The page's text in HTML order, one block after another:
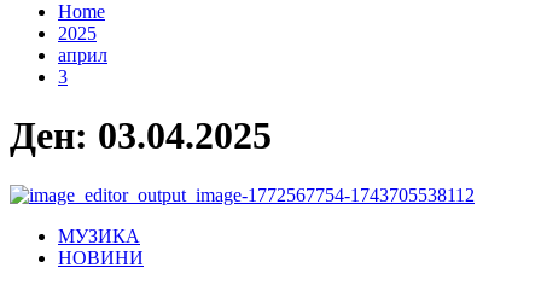
Home
2025
април
3
Ден: 03.04.2025
МУЗИКА
НОВИНИ